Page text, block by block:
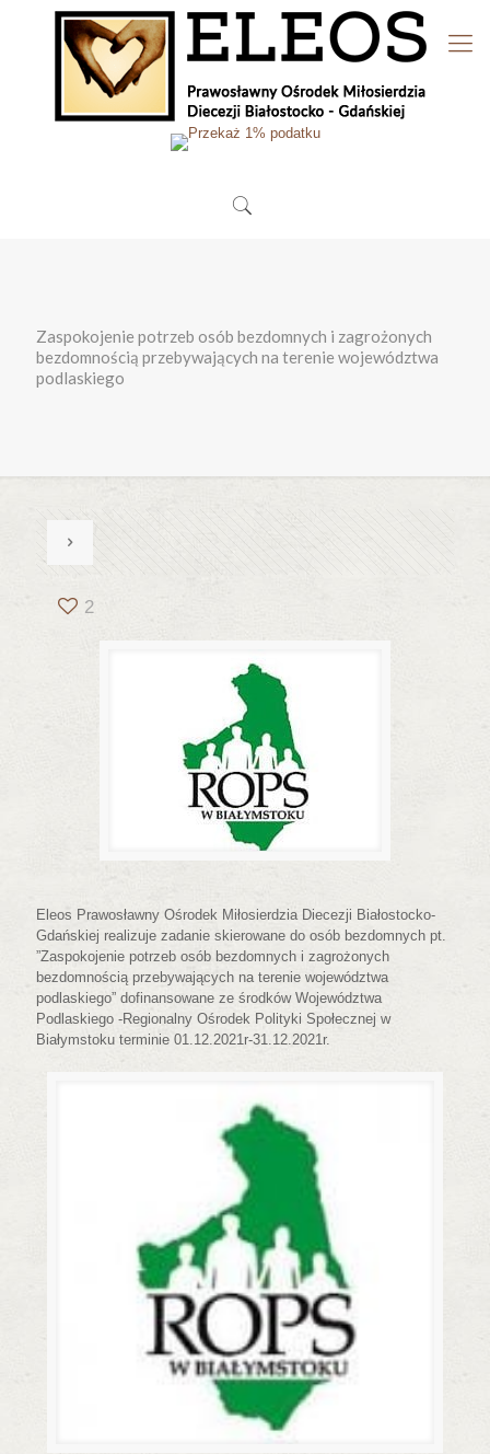
Zaspokojenie potrzeb osób bezdomnych i zagrożonych
bezdomnością przebywających na terenie województwa
podlaskiego
2
Eleos Prawosławny Ośrodek Miłosierdzia Diecezji Białostocko-
Gdańskiej realizuje zadanie skierowane do osób bezdomnych pt.
”Zaspokojenie potrzeb osób bezdomnych i zagrożonych
bezdomnością przebywających na terenie województwa
podlaskiego” dofinansowane ze środków Województwa
Podlaskiego -Regionalny Ośrodek Polityki Społecznej w
Białymstoku terminie 01.12.2021r-31.12.2021r.